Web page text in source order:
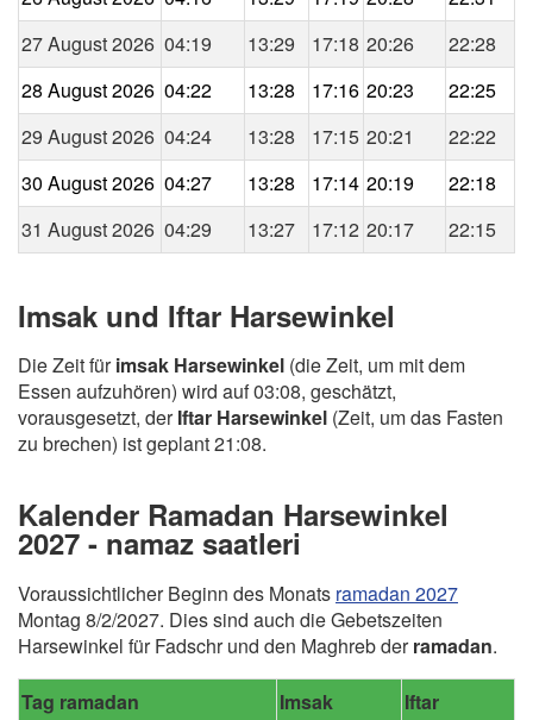
27 August 2026 04:19 13:29 17:18 20:26
22:28
28 August 2026 04:22 13:28 17:16 20:23
22:25
29 August 2026 04:24 13:28 17:15 20:21
22:22
30 August 2026 04:27 13:28 17:14 20:19
22:18
31 August 2026 04:29 13:27 17:12 20:17 22:15
Imsak und Iftar Harsewinkel
Die Zeit fürimsak Harsewinkel (die Zeit, um mit dem
Essen aufzuhören) wird auf 03:08, geschätzt,
vorausgesetzt, derIftar Harsewinkel (Zeit, um das Fasten
zu brechen) ist geplant 21:08.
Kalender Ramadan Harsewinkel
2027 - namaz saatleri
Voraussichtlicher Beginn des Monats ramadan 2027
Montag 8/2/2027. Dies sind auch die Gebetszeiten
Harsewinkel für Fadschr und den Maghreb derramadan.
Tag ramadan Imsak
Iftar